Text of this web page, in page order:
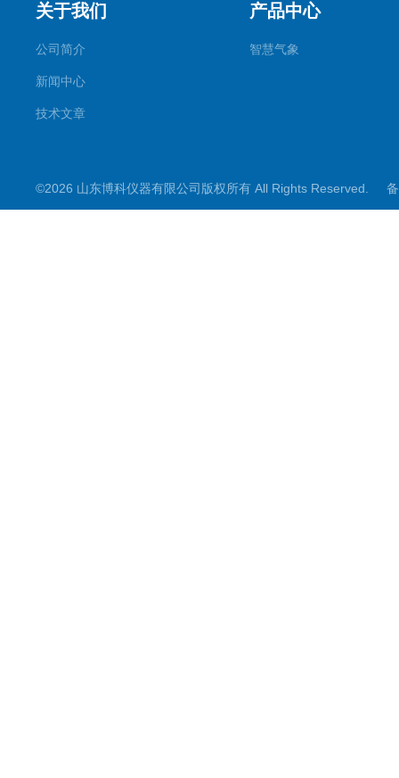
关于我们
公司简介
新闻中心
技术文章
产品中心
智慧气象
©2026 山东博科仪器有限公司版权所有 All Rights Reserved.